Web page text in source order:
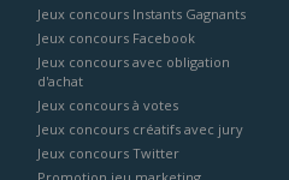
Jeux concours Instants Gagnants
Jeux concours Facebook
Jeux concours avec obligation
d'achat
Jeux concours à votes
Jeux concours créatifs avec jury
Jeux concours Twitter